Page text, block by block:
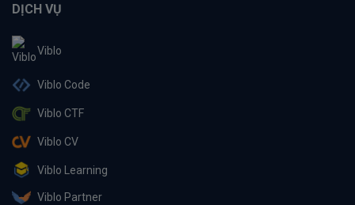
DỊCH VỤ
Viblo
Viblo Code
Viblo CTF
Viblo CV
Viblo Learning
Viblo Partner